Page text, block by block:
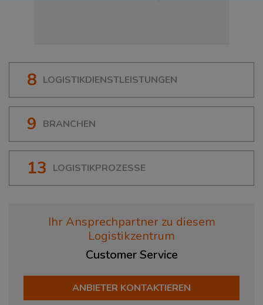
8 LOGISTIKDIENSTLEISTUNGEN
9 BRANCHEN
13 LOGISTIKPROZESSE
Ihr Ansprechpartner zu diesem
Logistikzentrum
Customer Service
ANBIETER KONTAKTIEREN